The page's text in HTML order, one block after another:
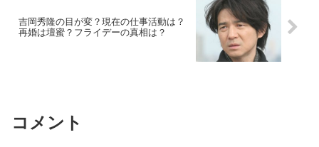
吉岡秀隆の目が変？現在の仕事活動は？
再婚は壇蜜？フライデーの真相は？
コメント